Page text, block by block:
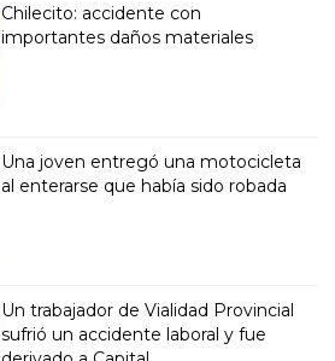
Chilecito: accidente con
importantes daños materiales
Una joven entregó una motocicleta
al enterarse que había sido robada
Un trabajador de Vialidad Provincial
sufrió un accidente laboral y fue